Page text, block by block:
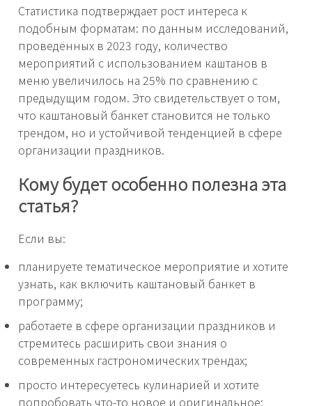
Статистика подтверждает рост интереса к
подобным форматам: по данным исследований,
проведённых в 2023 году, количество
мероприятий с использованием каштанов в
меню увеличилось на 25% по сравнению с
предыдущим годом. Это свидетельствует о том,
что каштановый банкет становится не только
трендом, но и устойчивой тенденцией в сфере
организации праздников.
Кому будет особенно полезна эта
статья?
Если вы:
планируете тематическое мероприятие и хотите
узнать, как включить каштановый банкет в
программу;
работаете в сфере организации праздников и
стремитесь расширить свои знания о
современных гастрономических трендах;
просто интересуетесь кулинарией и хотите
попробовать что-то новое и оригинальное;